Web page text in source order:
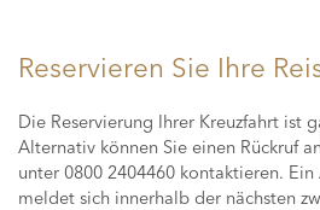
Reservieren Sie Ihre
Die Reservierung Ihrer Kreuzfahrt ist
Alternativ können Sie einen Rückruf
unter 0800 2404460 kontaktieren.
meldet sich innerhalb der nächsten